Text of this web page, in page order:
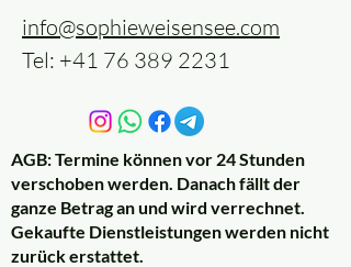
info@sophieweisensee.com
Tel: +41 76 389 2231
AGB: Termine können vor 24 Stunden
verschoben werden. Danach fällt der
ganze Betrag an und wird verrechnet.
Gekaufte Dienstleistungen werden nicht
zurück erstattet.